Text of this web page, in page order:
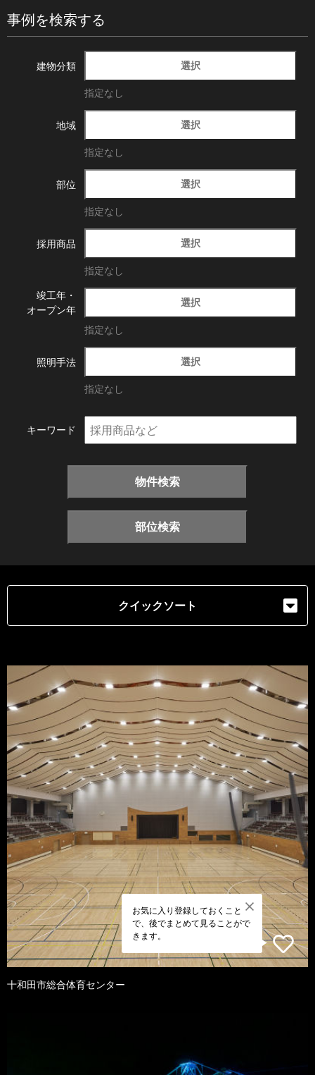
事例を検索する
建物分類 選択
指定なし
地域 選択
指定なし
部位 選択
指定なし
採用商品 選択
指定なし
竣工年・
オープン年
選択
指定なし
照明手法 選択
指定なし
キーワード
物件検索
部位検索
クイックソート
お気に入り登録しておくこと
で、後でまとめて見ることがで
きます。
十和田市総合体育センター